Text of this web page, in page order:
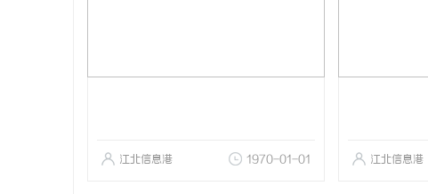
江北信息港 1970-01-01 江北信息港